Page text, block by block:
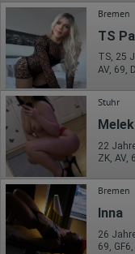
übermittelte IP-
zusammengeführt.
Erhobene
Herkunft (Land
Sprache
Betriebssystem
Gerät (PC, Tablet-
Browser und alle
Auflösung des
Besucherquelle
verweisende
Welche Dateien
Welche Videos
Wurden
Wohin ging der
Portals oder hat er
Wie lange blieb der
Bremen
TS
Stuhr
Melek
ZK, AV,
Bremen
Inna
69,